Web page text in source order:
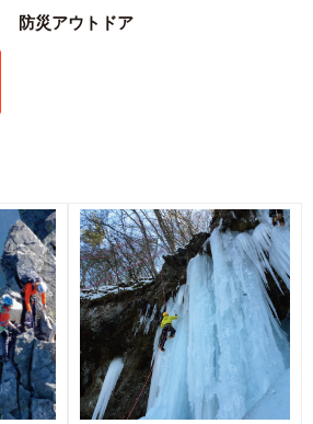
yutakanamorikirein
amizu
ゆたかな森きれいな水
Japan
TOAKS
トークス
United
States